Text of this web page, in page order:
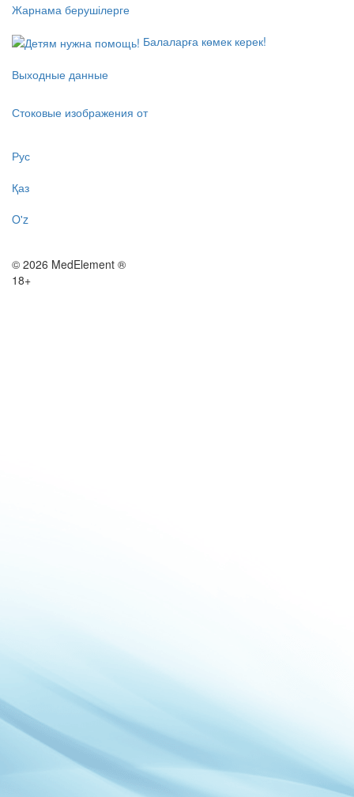
Жарнама берушілерге
Балаларға көмек керек!
Выходные данные
Стоковые изображения от
Рус
Қаз
O'z
© 2026 MedElement ®
18+